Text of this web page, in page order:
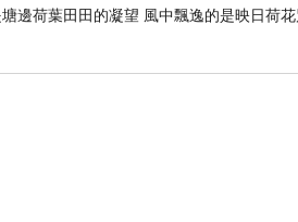
邊荷葉田田的凝望 風中飄逸的是映日荷